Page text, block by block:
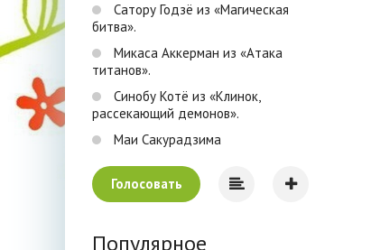
Сатору Годзё из «Магическая
битва».
Микаса Аккерман из «Атака
титанов».
Синобу Котё из «Клинок,
рассекающий демонов».
Маи Сакурадзима
Голосовать
Популярное